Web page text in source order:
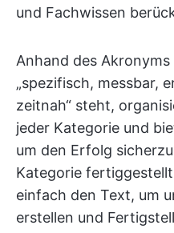
und Fachwissen
Anhand des Akronyms
„spezifisch, messbar,
zeitnah“ steht,
jeder Kategorie und
um den Erfolg
Kategorie
einfach den Text, um
erstellen und